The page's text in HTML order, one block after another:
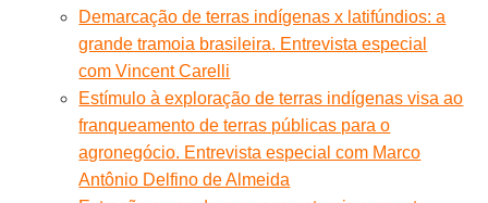
Demarcação de terras indígenas x latifúndios: a
grande tramoia brasileira. Entrevista especial
com Vincent Carelli
Estímulo à exploração de terras indígenas visa ao
franqueamento de terras públicas para o
agronegócio. Entrevista especial com Marco
Antônio Delfino de Almeida